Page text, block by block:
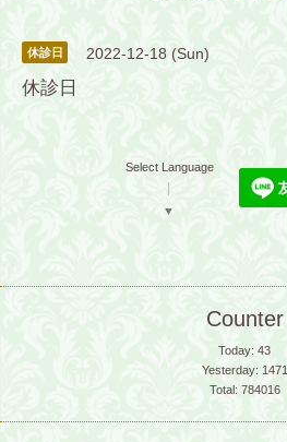
休診日 2022-12-18 (Sun)
休診日
Select Language
▼
Counter
Today: 43
Yesterday: 1471
Total: 784016